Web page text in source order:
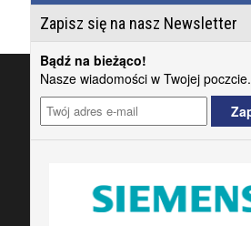
Zapisz się na nasz Newsletter
Bądź na bieżąco!
Nasze wiadomości w Twojej poczcie.